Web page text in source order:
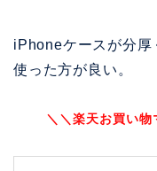
iPhoneケースが分厚
使った方が良い。
＼＼楽天お買い